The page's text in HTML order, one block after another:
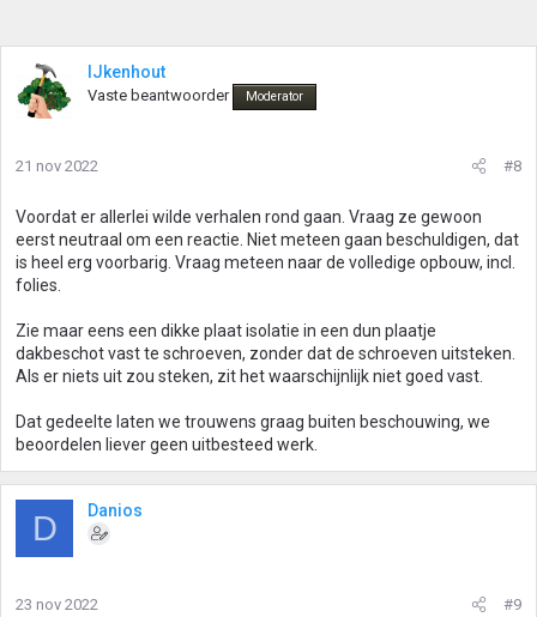
IJkenhout
Vaste beantwoorder Moderator
21 nov 2022 #8
Voordat er allerlei wilde verhalen rond gaan. Vraag ze gewoon
eerst neutraal om een reactie. Niet meteen gaan beschuldigen, dat
is heel erg voorbarig. Vraag meteen naar de volledige opbouw, incl.
folies.
Zie maar eens een dikke plaat isolatie in een dun plaatje
dakbeschot vast te schroeven, zonder dat de schroeven uitsteken.
Als er niets uit zou steken, zit het waarschijnlijk niet goed vast.
Dat gedeelte laten we trouwens graag buiten beschouwing, we
beoordelen liever geen uitbesteed werk.
D Danios
23 nov 2022 #9